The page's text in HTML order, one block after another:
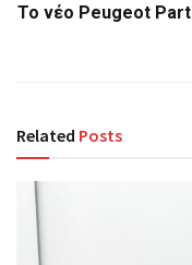
Το νέο Peugeot
Related Posts